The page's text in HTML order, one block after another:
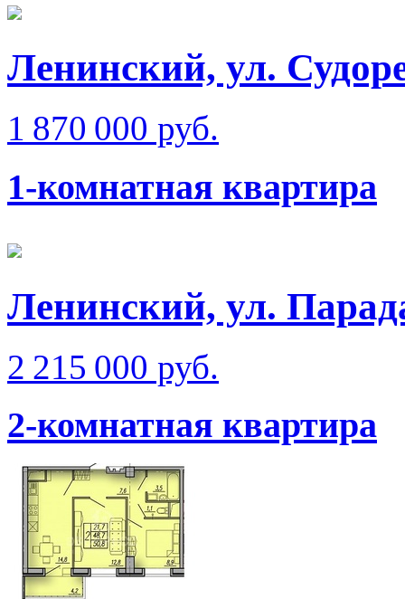
Ленинский, ул.
1 870 000 руб.
1-комнатная квартира
Ленинский, ул.
2 215 000 руб.
2-комнатная квартира